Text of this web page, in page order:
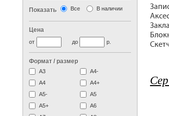
Показать Все В наличии
Цена
до
от р.
Формат / размер
А3
А4-
А4
A4+
А5-
А5
A5+
А6